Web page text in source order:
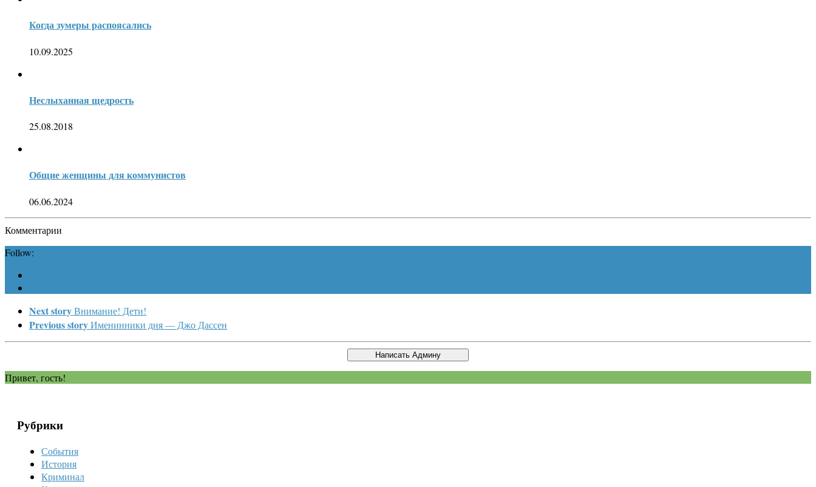
Когда зумеры распоясались
10.09.2025
Неслыханная щедрость
25.08.2018
Общие женщины для коммунистов
06.06.2024
Комментарии
Follow:
Next storyВнимание! Дети!
Previous storyИменинники дня — Джо Дассен
Привет, гость!
Рубрики
События
История
Криминал